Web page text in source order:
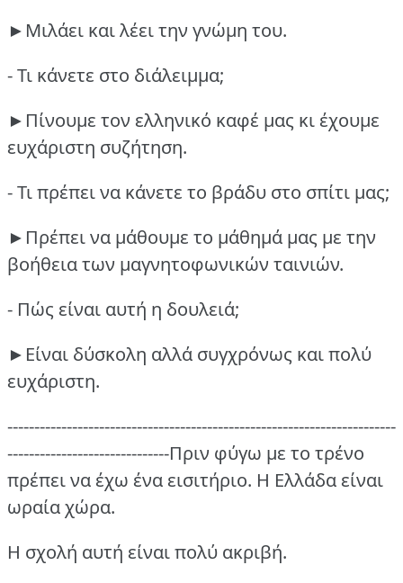
►Μιλάει και λέει την γνώμη του.
- Τι κάνετε στο διάλειμμα;
►Πίνουμε τον ελληνικό καφέ μας κι έχουμε
ευχάριστη συζήτηση.
- Τι πρέπει να κάνετε το βράδυ στο σπίτι μας;
►Πρέπει να μάθουμε το μάθημά μας με την
βοήθεια των μαγνητοφωνικών ταινιών.
- Πώς είναι αυτή η δουλειά;
►Είναι δύσκολη αλλά συγχρόνως και πολύ
ευχάριστη.
------------------------------------------------------------------------
------------------------------Πριν φύγω με το τρένο
πρέπει να έχω ένα εισιτήριο. Η Ελλάδα είναι
ωραία χώρα.
Η σχολή αυτή είναι πολύ ακριβή.